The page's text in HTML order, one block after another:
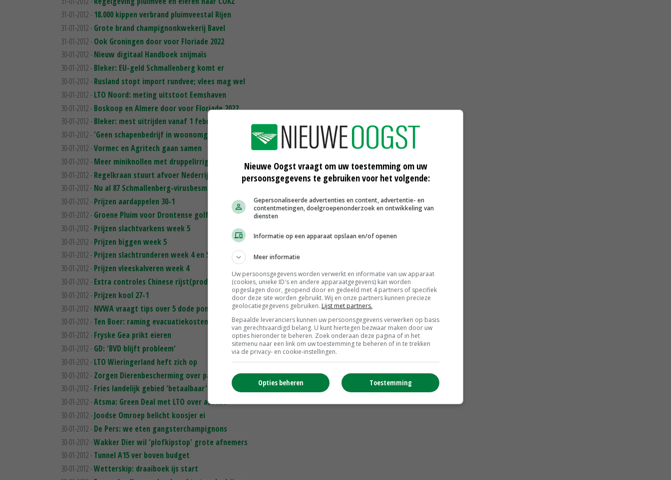
31-01-2012 -18.000 kippen verbrand pluimveestal Rijen
31-01-2012 -Grote brand champignonkwekerij Bavel
31-01-2012 -Ook Groningen door voor Floriade 2022
30-01-2012 -Nieuw digitaal Handboek snijmaïs
30-01-2012 -Bleker: EU-geld Schmallenberg komt er
30-01-2012 -Rusland stopt import rundvee; vlees mag wel
30-01-2012 -LTO Noord: meting uitstoot Eemshaven
30-01-2012 -Boskoop en Almere door voor Floriade 2022
30-01-2012 -Bleker: mest uitrijden vanaf 1 februari
30-01-2012 -'Geen schapenbedrijf in woonomgeving'
30-01-2012 -Vormec en Agritech gaan samen
30-01-2012 -Meer miniknollen met druppelirrigatie
30-01-2012 -Regelkraan stuurt afvoer Nederrijn en IJssel
30-01-2012 -Nu al 87 Schmallenberg-virusbesmettingen
30-01-2012 -Prijzen aardappelen 30-1
30-01-2012 -Groene Pluim voor Drontense golfbaan
30-01-2012 -Prijzen slachtvarkens week 5
30-01-2012 -Prijzen biggen week 5
30-01-2012 -Prijzen slachtrunderen week 4 en 5
30-01-2012 -Prijzen vleeskalveren week 4
30-01-2012 -Extra controles Chinese rijst(producten)
30-01-2012 -Prijzen kool 27-1
30-01-2012 -NVWA vraagt tips over 5 dode pony’s
30-01-2012 -Ten Boer: raming evacuatiekosten € 300.000
30-01-2012 -Fryske Gea prikt eieren
30-01-2012 -GD: 'BVD blijft probleem'
30-01-2012 -LTO Wieringerland heft zich op
30-01-2012 -Zorgen Dierenbescherming over paardenleed
30-01-2012 -Fries landelijk gebied 'betaalbaar'
30-01-2012 -Atsma: Green Deal met LTO over asbest
30-01-2012 -Joodse Omroep belicht koosjer ei
30-01-2012 -De Pers: we eten gangsterchampignons
30-01-2012 -Wakker Dier wil 'plofkipstop' grote afnemers
30-01-2012 -Tunnel A15 ver boven budget
30-01-2012 -Wetterskip: draaiboek ijs start
Nieuwe Oogst vraagt om uw toestemming om uw
persoonsgegevens te gebruiken voor het volgende:
Gepersonaliseerde advertenties en content, advertentie- en
contentmetingen, doelgroepenonderzoek en ontwikkeling van
diensten
Informatie op een apparaat opslaan en/of openen
Meer informatie
Uw persoonsgegevens worden verwerkt en informatie van uw apparaat
(cookies, unieke ID's en andere apparaatgegevens) kan worden
opgeslagen door, geopend door en gedeeld met 4 partners of specifiek
door deze site worden gebruikt. Wij en onze partners kunnen precieze
geolocatiegegevens gebruiken. Lijst met partners.
Bepaalde leveranciers kunnen uw persoonsgegevens verwerken op basis
van gerechtvaardigd belang. U kunt hiertegen bezwaar maken door uw
opties hieronder te beheren. Zoek onderaan deze pagina of in het
sitemenu naar een link om uw toestemming te beheren of in te trekken
via de privacy- en cookie-instellingen.
Toestemming
Opties beheren